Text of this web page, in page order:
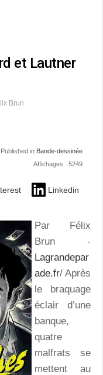
et Lautner
Brun
Published in Bande-dessinée
Affichages : 5249
Linkedin
Par Félix
Brun -
Lagrandepar
ade.fr/ Après
le braquage
éclair d’une
banque,
quatre
malfrats se
mettent au